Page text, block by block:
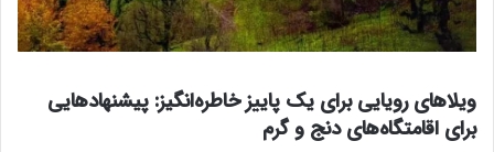
ویلاهای رویایی برای یک پاییز خاطره‌انگیز: پیشنهادهایی
برای اقامتگاه‌های دنج و گرم